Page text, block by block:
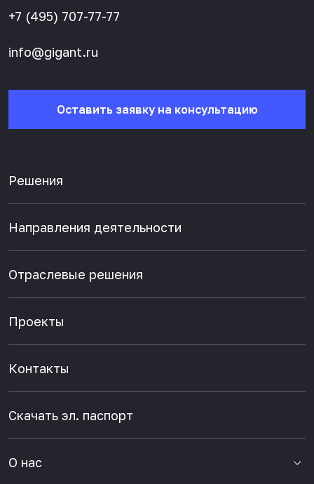
+7 (495) 707-77-77
info@gigant.ru
Оставить заявку на консультацию
Решения
Направления деятельности
Отраслевые решения
Проекты
Контакты
Скачать эл. паспорт
О нас